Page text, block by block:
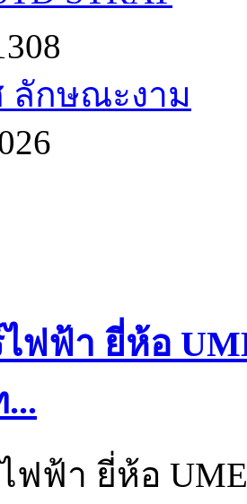
ลักษณะงาม
ฟฟ้า ยี่ห้อ
ฟฟ้า ยี่ห้อ